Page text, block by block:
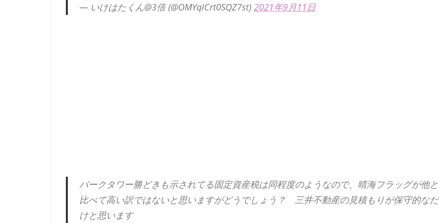
— いけはたくん@3倍 (@OMYqICrt0SQZ7st) 2021年9月11日
パークタワー勝どきも示されてる固定資産税は同程度のようなので、晴海フラッグが他と
比べて高い訳ではないと思いますがどうでしょう？ 三井不動産の見積もりが保守的なだ
けと思います